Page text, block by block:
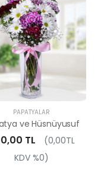
PAPATYALAR
ve Hüsnüyusuf
TL
(0,00TL
KDV %0)